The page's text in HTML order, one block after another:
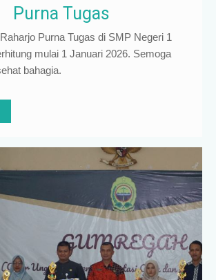
Purna Tugas
Purna Tugas di SMP Negeri 1
mulai 1 Januari 2026. Semoga
bahagia.